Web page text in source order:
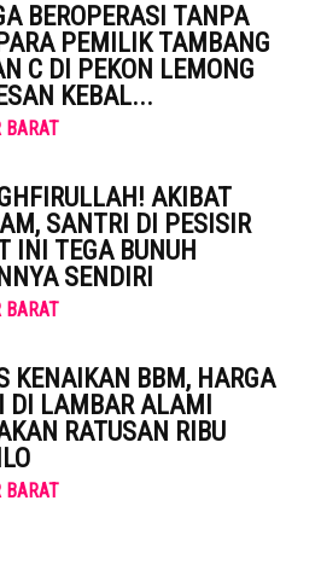
BEROPERASI TANPA
PEMILIK TAMBANG
C DI PEKON LEMONG
KEBAL...
BARAT
AKIBAT
SANTRI DI PESISIR
INI TEGA BUNUH
SENDIRI
BARAT
KENAIKAN BBM, HARGA
DI LAMBAR ALAMI
RATUSAN RIBU
BARAT